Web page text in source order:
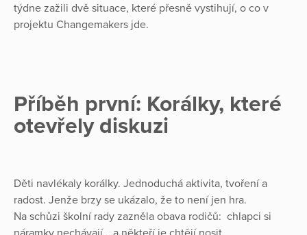
týdne zažili dvě situace, které přesně vystihují, o co v
projektu Changemakers jde.
Příběh první: Korálky, které
otevřely diskuzi
Děti navlékaly korálky. Jednoduchá aktivita, tvoření a
radost. Jenže brzy se ukázalo, že to není jen hra.
Na schůzi školní rady zazněla obava rodičů: chlapci si